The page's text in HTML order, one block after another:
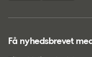
Få nyhedsbrevet